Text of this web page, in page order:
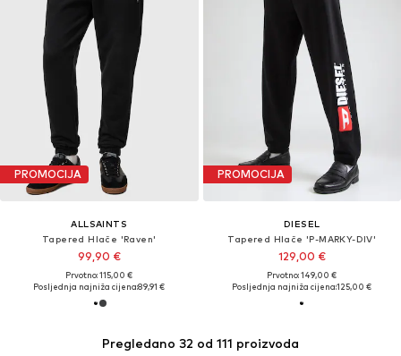
PROMOCIJA
ALLSAINTS
Tapered Hlače 'Raven'
99,90 €
Prvotno: 115,00 €
Posljednja najniža cijena:89,91 €
PROMOCIJA
DIESEL
Tapered Hlače 'P-MARKY-DIV'
129,00 €
Prvotno: 149,00 €
Posljednja najniža cijena:125,00 €
Pregledano 32 od 111 proizvoda